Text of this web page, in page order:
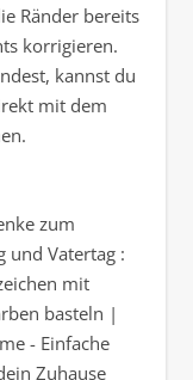
Ränder bereits
korrigieren.
kannst du
mit dem